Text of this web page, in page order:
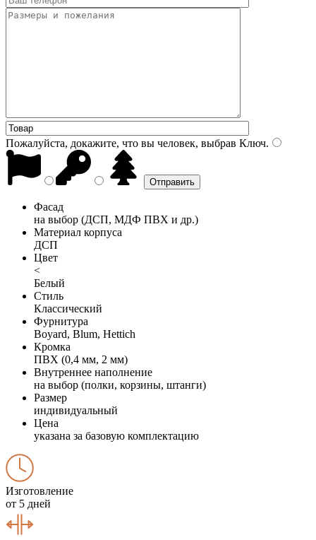
Пожалуйста, докажите, что вы человек, выбрав Ключ.
Фасад
на выбор (ДСП, МДФ ПВХ и др.)
Материал корпуса
ДСП
Цвет
<
Белый
Стиль
Классический
Фурнитура
Boyard, Blum, Hettich
Кромка
ПВХ (0,4 мм, 2 мм)
Внутреннее наполнение
на выбор (полки, корзины, штанги)
Размер
индивидуальный
Цена
указана за базовую комплектацию
Изготовление
от 5 дней